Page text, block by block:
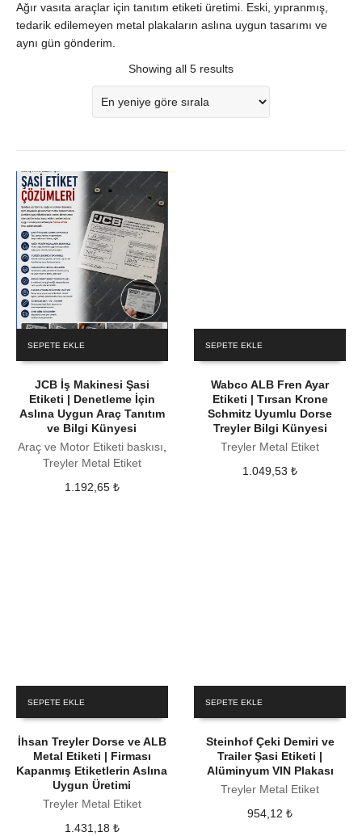
Ağır vasıta araçlar için tanıtım etiketi üretimi. Eski, yıpranmış,
tedarik edilemeyen metal plakaların aslına uygun tasarımı ve
aynı gün gönderim.
Showing all 5 results
SEPETE EKLE
JCB İş Makinesi Şasi
Etiketi | Denetleme İçin
Aslına Uygun Araç Tanıtım
ve Bilgi Künyesi
Araç ve Motor Etiketi baskısı
Treyler Metal Etiket
1.192,65 ₺
SEPETE EKLE
Wabco ALB Fren Ayar
Etiketi | Tırsan Krone
Schmitz Uyumlu Dorse
Treyler Bilgi Künyesi
Treyler Metal Etiket
1.049,53₺
SEPETE EKLE
İhsan Treyler Dorse ve ALB
Metal Etiketi | Firması
Kapanmış Etiketlerin Aslına
Uygun Üretimi
Treyler Metal Etiket
1.431,18 ₺
SEPETE EKLE
Steinhof Çeki Demiri ve
Trailer Şasi Etiketi |
Alüminyum VIN Plakası
Treyler Metal Etiket
954,12₺